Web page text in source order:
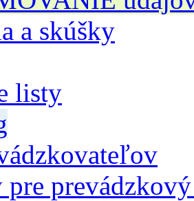
a skúšky
listy
pre